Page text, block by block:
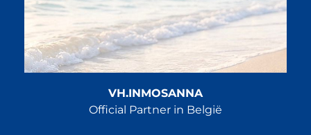
VH.INMOSANNA
Official Partner in België